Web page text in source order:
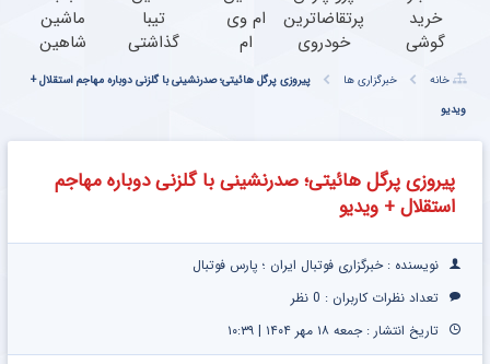
خرید
گوشی
همین
درخواست
پرتقاضاترین
خودروی
فروشش
دست نده!
ام وی
ام
گذاشتی
برای
؟ اینجا
راحت
تیبا
گذاشتی
برای
فروش
سریع و
بفروش
ماشین
شاهین
سریع
راحت
خانه خبرگزاری ها
پیروزی پرگل هائیتی؛ صدرنشینی با گلزنی دوباره مهاجم استقلال +
ویدیو
پیروزی پرگل هائیتی؛ صدرنشینی با گلزنی دوباره مهاجم
استقلال + ویدیو
نویسنده : خبرگزاری فوتبال ایران ؛ پارس فوتبال
تعداد نظرات کاربران : 0 نظر
تاریخ انتشار : جمعه ۱۸ مهر ۱۴۰۴ | ۱۰:۳۹